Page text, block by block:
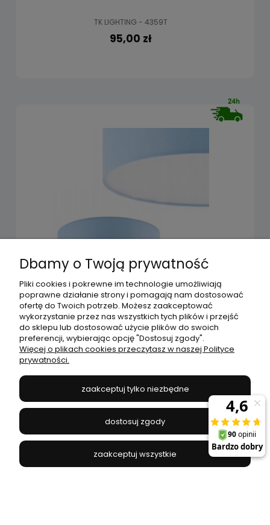
TK LIGHTING - 4359T
95,00 zł
Lampa sufitowa / plafon RONDO KIDS
niebieska/biała do pokoju dziecięcego TK Lighting
TK LIGHTING - 3229T
do koszyka
Dbamy o Twoją prywatność
Pliki cookies i pokrewne im technologie umożliwiają
poprawne działanie strony i pomagają nam dostosować
ofertę do Twoich potrzeb. Możesz zaakceptować
wykorzystanie przez nas wszystkich tych plików i przejść
do sklepu lub dostosować użycie plików do swoich
preferencji, wybierając opcję "Dostosuj zgody".
Więcej o plikach cookies przeczytasz w naszej Polityce
prywatności.
zaakceptuj tylko niezbędne
dostosuj zgody
zaakceptuj wszystkie